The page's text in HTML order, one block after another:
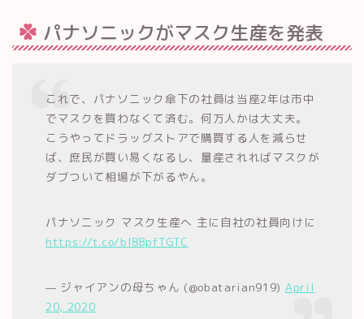
パナソニックがマスク生産を発表
これで、パナソニック傘下の社員は当座2年は市中
でマスクを買わなくて済む。何万人かは大丈夫。
こうやってドラッグストアで購買する人を減らせ
ば、庶民が買い易くなるし、量産されればマスクが
ダブついて相場が下がるやん。
パナソニック マスク生産へ 主に自社の社員向けに
https://t.co/bl8BpfTGTC
— ジャイアンの母ちゃん (@obatarian919) April
20, 2020